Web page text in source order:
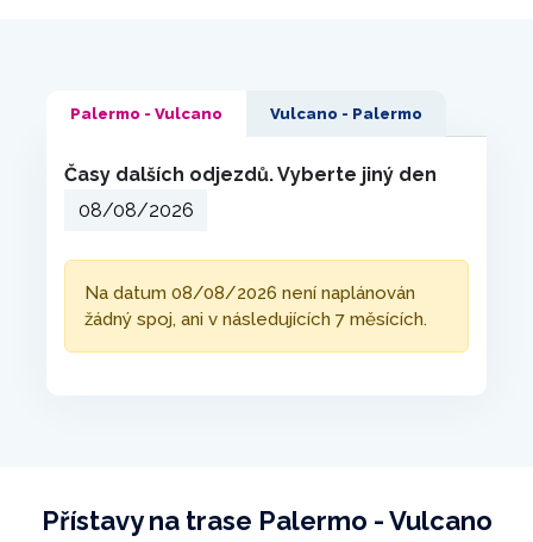
Palermo - Vulcano Vulcano - Palermo
Časy dalších odjezdů. Vyberte jiný den
Na datum 08/08/2026 není naplánován
žádný spoj, ani v následujících 7 měsících.
Přístavy na trase Palermo - Vulcano